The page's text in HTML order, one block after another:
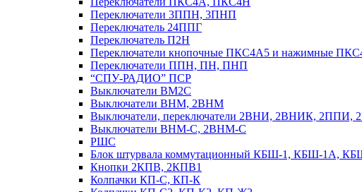
Переключатели 3ППН, 3ПНП
Переключатель 24ППГ
Переключатель П2Н
Переключатели кнопочные ПКС4А5 и нажимные
Переключатели ППН, ПН, ПНП
“СПУ-РАДИО” ПСР
Выключатели ВМ2С
Выключатели ВНМ, 2ВНМ
Выключатели, переключатели 2ВНИ, 2ВНИК, 2ППИ,
Выключатели ВНМ-С, 2ВНМ-С
РШС
Блок штурвала коммутационный КБШ-1, КБШ-1А,
Кнопки 2КПВ, 2КПВ1
Колпачки КП-С, КП-К